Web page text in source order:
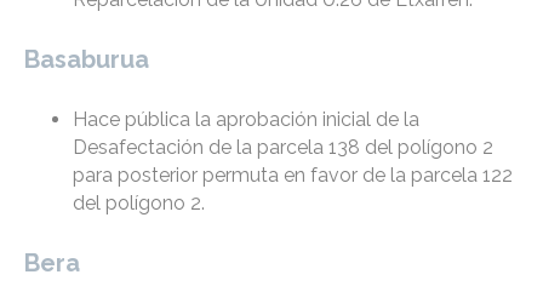
Basaburua
Hace pública la aprobación inicial de la
Desafectación de la parcela 138 del polígono 2
para posterior permuta en favor de la parcela 122
del polígono 2.
Bera